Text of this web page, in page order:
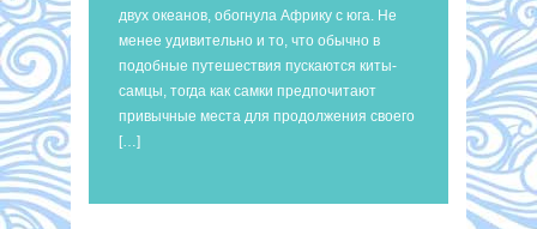
двух океанов, обогнула Африку с юга. Не
менее удивительно и то, что обычно в
подобные путешествия пускаются киты-
самцы, тогда как самки предпочитают
привычные места для продолжения своего
[…]